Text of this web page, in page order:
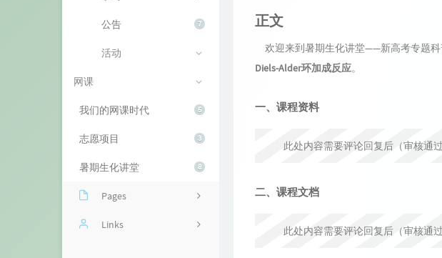
7
公告
活动
网课
5
我们的网课时代
3
志愿项目
8
暑期生化讲堂
Pages
网课回放站：阳光网络课
Links
正文
欢迎来到暑期生化讲堂——新高考专题科
Diels-Alder环加成反应。
一、课程资料
此处内容需要评论回复后（审核通
二、课程文档
此处内容需要评论回复后（审核通